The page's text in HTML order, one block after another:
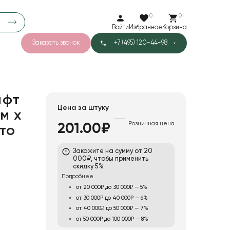
Войти
0
Избранное
0
Корзина
Заказать звонок +7 (495) 120-44-98
x
Цена за штуку
201.00₽ Розничная цена
Закажите на сумму от 20
000₽, чтобы применить
скидку 5%
Подробнее
от 20 000₽ до 30 000₽ — 5%
от 30 000₽ до 40 000₽ — 6%
от 40 000₽ до 50 000₽ — 7%
от 50 000₽ до 100 000₽ — 8%